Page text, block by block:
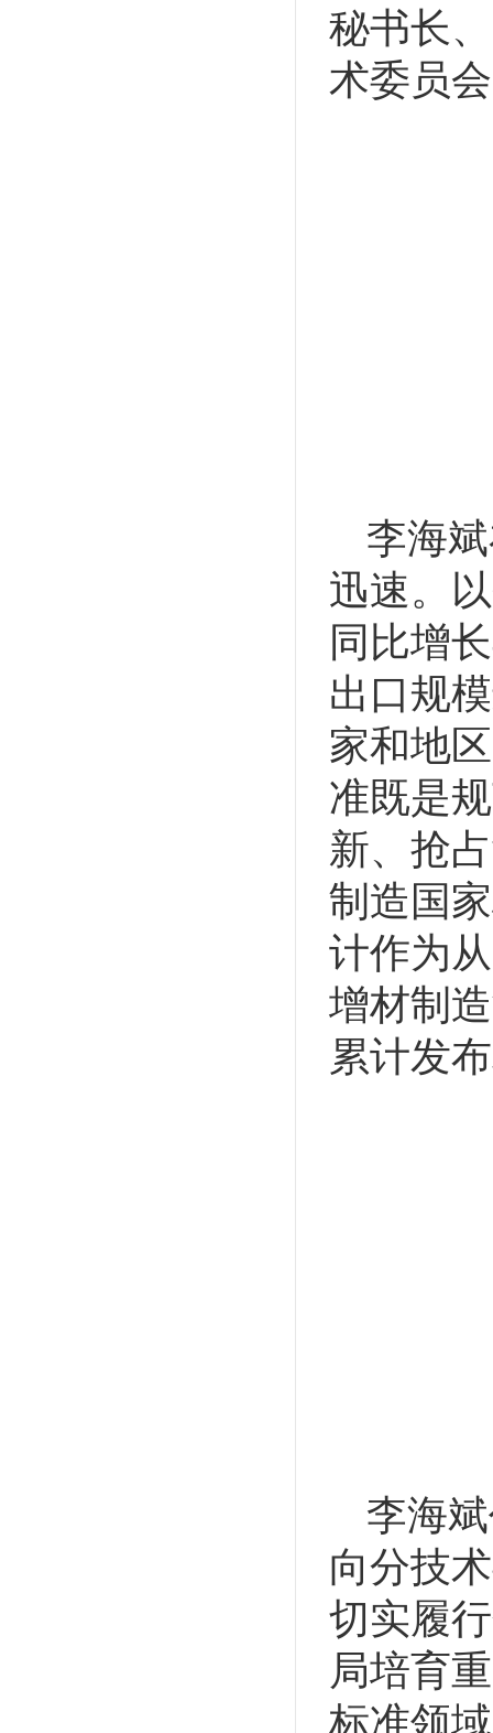
秘书长
术委员
李海
迅速。
同比增
出口规
家和地
准既是
新、抢
制造国
计作为
增材制
累计发
李海
向分技
切实履
局培育
标准领